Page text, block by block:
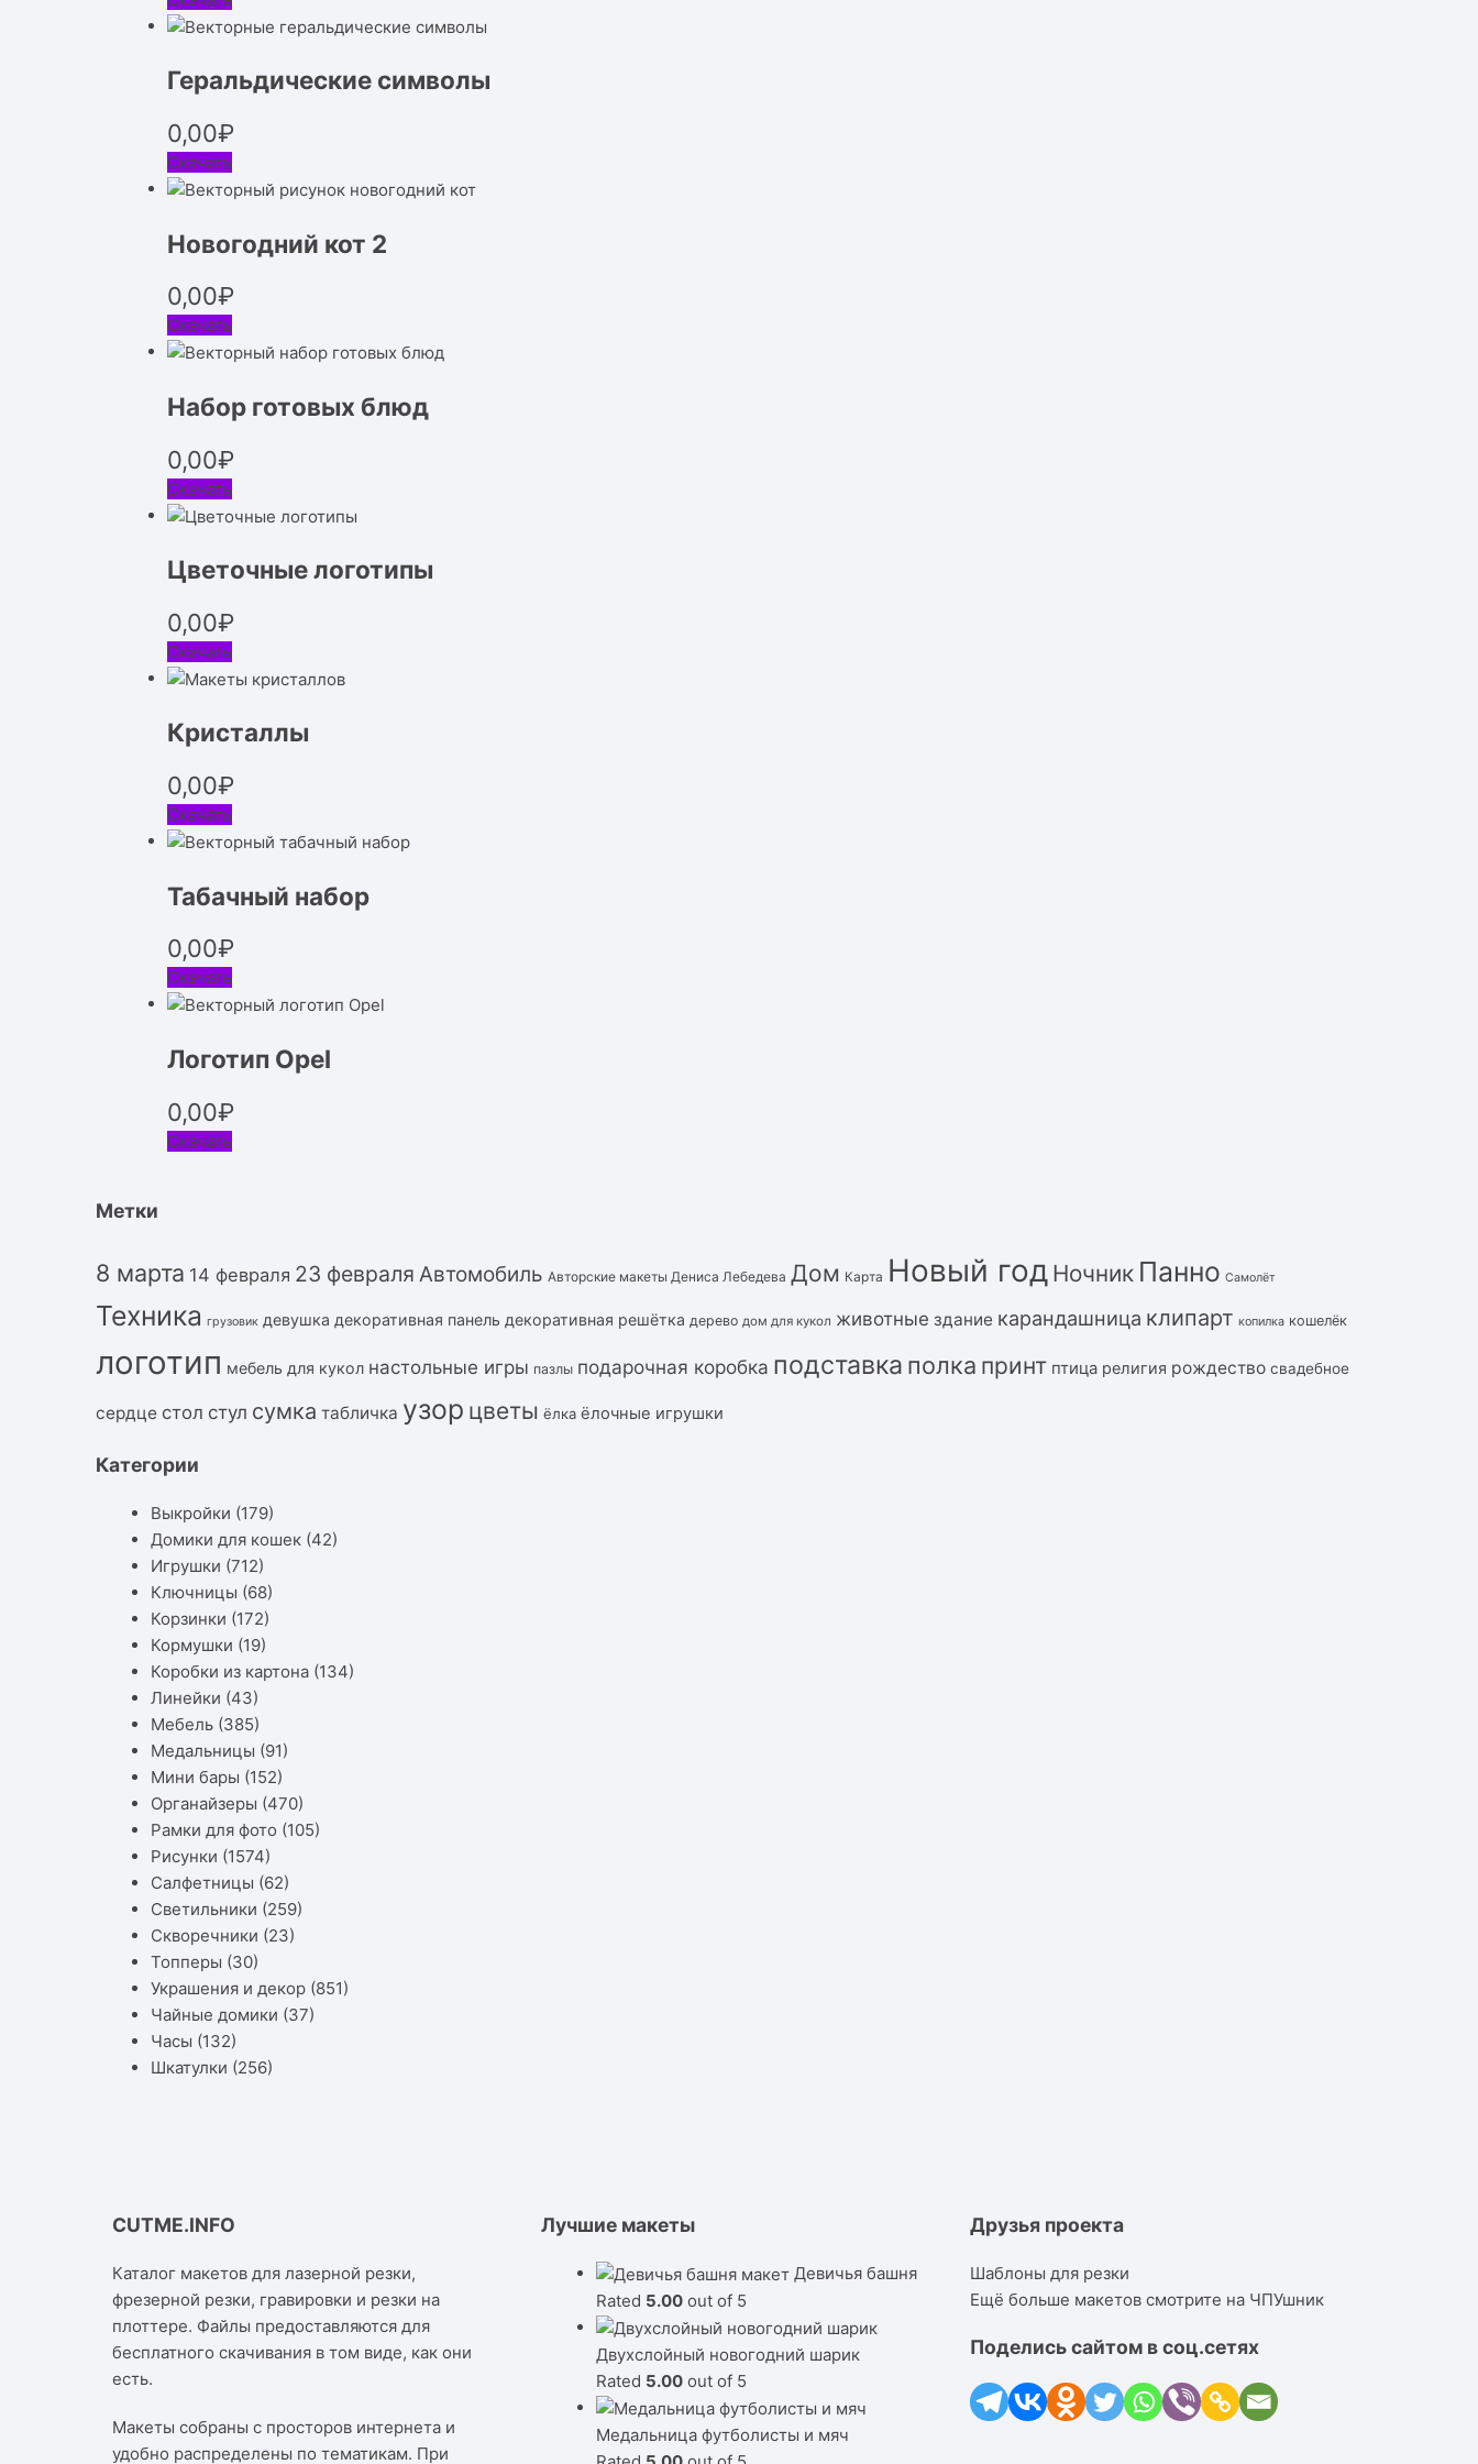
Геральдические символы
0,00₽
Скачать
Новогодний кот 2
0,00₽
Скачать
Набор готовых блюд
0,00₽
Скачать
Цветочные логотипы
0,00₽
Скачать
Кристаллы
0,00₽
Скачать
Табачный набор
0,00₽
Скачать
Логотип Opel
0,00₽
Скачать
Метки
8 марта 14 февраля 23 февраля Автомобиль Авторские макеты Дениса Лебедева Дом Карта Новый год Ночник Панно Самолёт
Техника грузовик девушка декоративная панель декоративная решётка дерево дом для кукол животные здание карандашница клипарт копилка кошелёк
логотип мебель для кукол настольные игры пазлы подарочная коробка подставка полка принт птица религия рождество свадебное
сердце стол стул сумка табличка узор цветы ёлка ёлочные игрушки
Категории
Выкройки (179)
Домики для кошек (42)
Игрушки (712)
Ключницы (68)
Корзинки (172)
Кормушки (19)
Коробки из картона (134)
Линейки (43)
Мебель (385)
Медальницы (91)
Мини бары (152)
Органайзеры (470)
Рамки для фото (105)
Рисунки (1574)
Салфетницы (62)
Светильники (259)
Скворечники (23)
Топперы (30)
Украшения и декор (851)
Чайные домики (37)
Часы (132)
Шкатулки (256)
CUTME.INFO
Каталог макетов для лазерной резки,
фрезерной резки, гравировки и резки на
плоттере. Файлы предоставляются для
бесплатного скачивания в том виде, как они
есть.
Макеты собраны с просторов интернета и
удобно распределены по тематикам. При
Лучшие макеты
Девичья башня
Rated 5.00out of 5
Двухслойный новогодний шарик
Rated 5.00out of 5
Медальница футболисты и мяч
Друзья проекта
Шаблоны для резки
Ещё больше макетов смотрите на ЧПУшник
Поделись сайтом в соц.сетях